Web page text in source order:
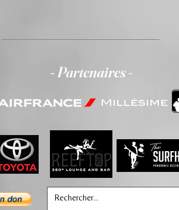
- Partenaires -
Millésime